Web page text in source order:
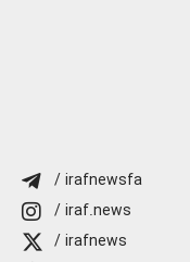
/ irafnewsfa
/ iraf.news
/ irafnews